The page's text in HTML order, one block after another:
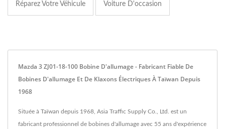
Réparez Votre Véhicule Voiture D'occasion
Mazda 3 ZJ01-18-100 Bobine D'allumage - Fabricant Fiable De
Bobines D'allumage Et De Klaxons Électriques À Taïwan Depuis
1968
Située à Taïwan depuis 1968, Asia Traffic Supply Co., Ltd. est un
fabricant professionnel de bobines d'allumage avec 55 ans d'expérience